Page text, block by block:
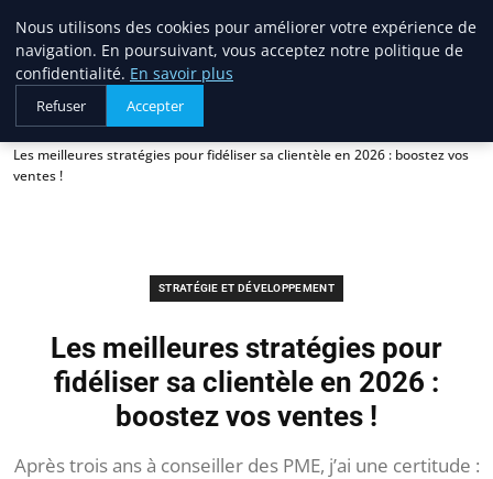
Blogue Sc
Les meilleures stratégies pour fidéliser sa clientèle en 2026 : boostez vos
ventes !
STRATÉGIE ET DÉVELOPPEMENT
Les meilleures stratégies pour
fidéliser sa clientèle en 2026 :
boostez vos ventes !
Après trois ans à conseiller des PME, j’ai une certitude :
Nous utilisons des cookies pour améliorer votre expérience de
navigation. En poursuivant, vous acceptez notre politique de
confidentialité. En savoir plus
Refuser Accepter